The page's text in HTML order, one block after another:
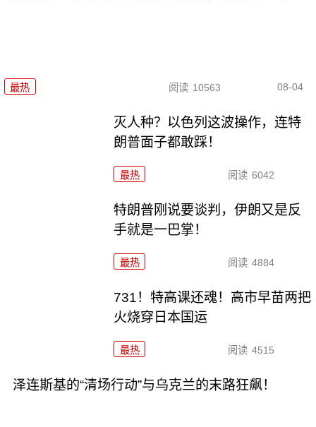
最热 阅读 10563 08-04
灭人种？以色列这波操作，连特
朗普面子都敢踩！
最热 阅读 6042
特朗普刚说要谈判，伊朗又是反
手就是一巴掌！
最热 阅读 4884
731！特高课还魂！高市早苗两把
火烧穿日本国运
最热 阅读 4515
泽连斯基的“清场行动”与乌克兰的末路狂飙！